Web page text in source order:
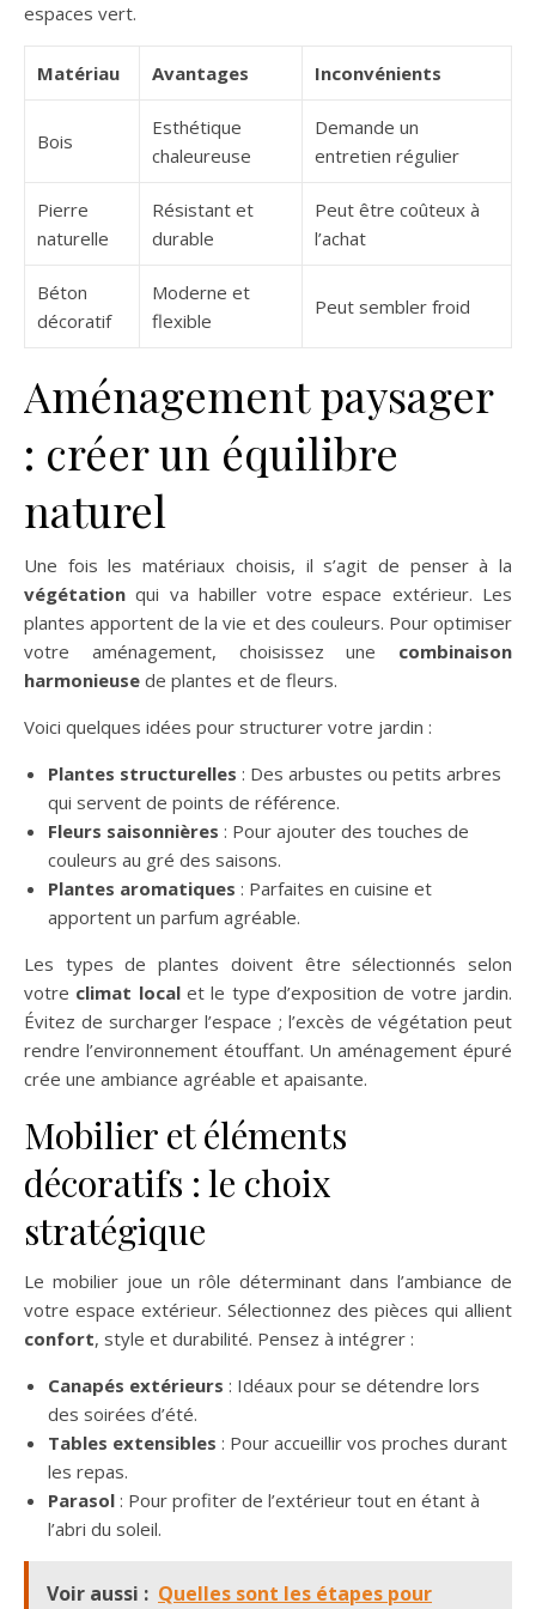
espaces vert.
Matériau Avantages Inconvénients
Bois
Esthétique
chaleureuse
Demande un
entretien régulier
Pierre
naturelle
Résistant et
durable
Peut être coûteux à
l’achat
Béton
décoratif
Moderne et
flexible
Peut sembler froid
Aménagement paysager
: créer un équilibre
naturel
Une fois les matériaux choisis, il s’agit de penser à la
végétation qui va habiller votre espace extérieur. Les
plantes apportent de la vie et des couleurs. Pour optimiser
votre aménagement, choisissez une combinaison
harmonieuse de plantes et de fleurs.
Voici quelques idées pour structurer votre jardin :
Plantes structurelles : Des arbustes ou petits arbres
qui servent de points de référence.
Fleurs saisonnières : Pour ajouter des touches de
couleurs au gré des saisons.
Plantes aromatiques : Parfaites en cuisine et
apportent un parfum agréable.
Les types de plantes doivent être sélectionnés selon
votre climat localet le type d’exposition de votre jardin.
Évitez de surcharger l’espace ; l’excès de végétation peut
rendre l’environnement étouffant. Un aménagement épuré
crée une ambiance agréable et apaisante.
Mobilier et éléments
décoratifs : le choix
stratégique
Le mobilier joue un rôle déterminant dans l’ambiance de
votre espace extérieur. Sélectionnez des pièces qui allient
confort, style et durabilité. Pensez à intégrer :
Canapés extérieurs : Idéaux pour se détendre lors
des soirées d’été.
Tables extensibles : Pour accueillir vos proches durant
les repas.
Parasol : Pour profiter de l’extérieur tout en étant à
l’abri du soleil.
Voir aussi : Quelles sont les étapes pour